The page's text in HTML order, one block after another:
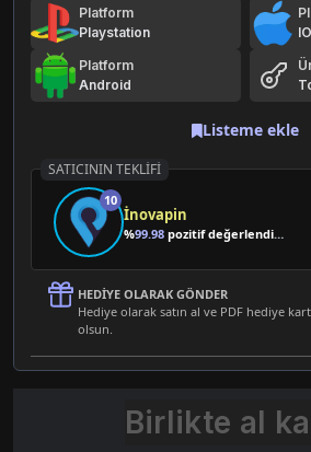
Platform
Playstation
Platform
Android
Listeme ekle
SATICININ TEKLIFI
10
İnovapin
%99.98 pozitif değerlendirme
HEDIYE OLARAK GÖNDER
Hediye olarak satın al ve PDF hediye
olsun.
Birlikte al